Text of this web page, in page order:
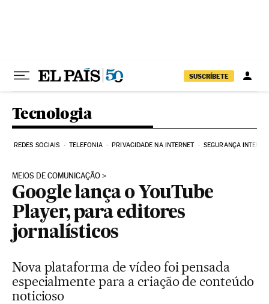
SUSCRÍBETE
Tecnologia
REDES SOCIAIS TELEFONIA PRIVACIDADE NA INTERNET SEGURANÇA
MEIOS DE COMUNICAÇÃO
Google lança o YouTube
Player, para editores
jornalísticos
Nova plataforma de vídeo foi pensada
especialmente para a criação de conteúdo
noticioso